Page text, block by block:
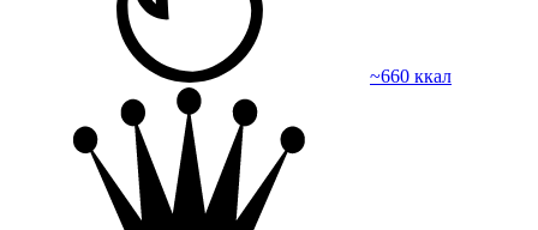
~660 ккал